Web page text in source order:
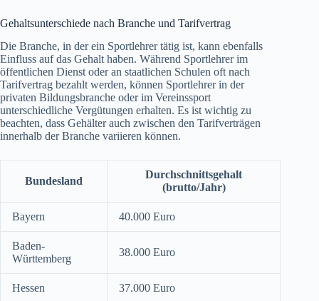
Gehaltsunterschiede nach Branche und Tarifvertrag
Die Branche, in der ein Sportlehrer tätig ist, kann ebenfalls
Einfluss auf das Gehalt haben. Während Sportlehrer im
öffentlichen Dienst oder an staatlichen Schulen oft nach
Tarifvertrag bezahlt werden, können Sportlehrer in der
privaten Bildungsbranche oder im Vereinssport
unterschiedliche Vergütungen erhalten. Es ist wichtig zu
beachten, dass Gehälter auch zwischen den Tarifverträgen
innerhalb der Branche variieren können.
Bundesland
Durchschnittsgehalt
(brutto/Jahr)
Bayern 40.000 Euro
Baden-
Württemberg
38.000 Euro
Hessen 37.000 Euro